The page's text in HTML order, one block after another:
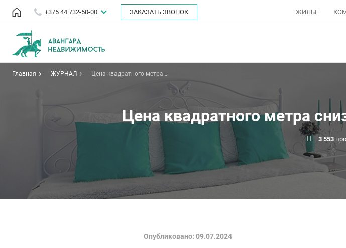
+375 44 732-50-00 ЗАКАЗАТЬ ЗВОНОК ЖИЛЬЕ
Главная ЖУРНАЛ
Цена квадратного метра
Цена квадратного метра
3 553
Опубликовано: 09.07.2024